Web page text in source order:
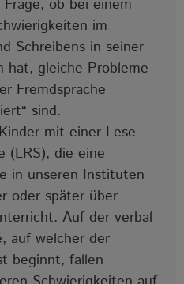
ob bei einem
im
Schreibens in seiner
hat, gleiche Probleme
Fremdsprache
sind.
mit einer Lese-
(LRS), die eine
in unseren Instituten
oder später über
Auf der verbal
auf welcher der
beginnt, fallen